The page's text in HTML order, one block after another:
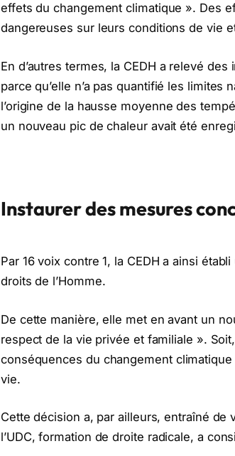
effets du changement climatique ». Des
dangereuses sur leurs conditions de vie
En d’autres termes, la CEDH a relevé
parce qu’elle n’a pas quantifié les
l’origine de la hausse moyenne des
un nouveau pic de chaleur avait été
Instaurer des mesures
Par 16 voix contre 1, la CEDH a ainsi
droits de l’Homme.
De cette manière, elle met en avant un
respect de la vie privée et familiale ».
conséquences du changement
vie.
Cette décision a, par ailleurs, entraîné
l’UDC, formation de droite radicale, a